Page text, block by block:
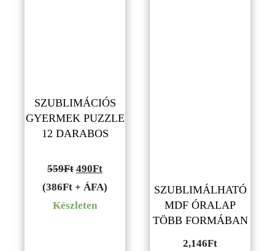
SZUBLIMÁCIÓS
GYERMEK PUZZLE
12 DARABOS
559Ft Original
price
was:
490FtCurrent
price
(386Ft + ÁFA)
Készleten
SZUBLIMÁLHATÓ
MDF ÓRALAP
TÖBB FORMÁBAN
2,146Ft